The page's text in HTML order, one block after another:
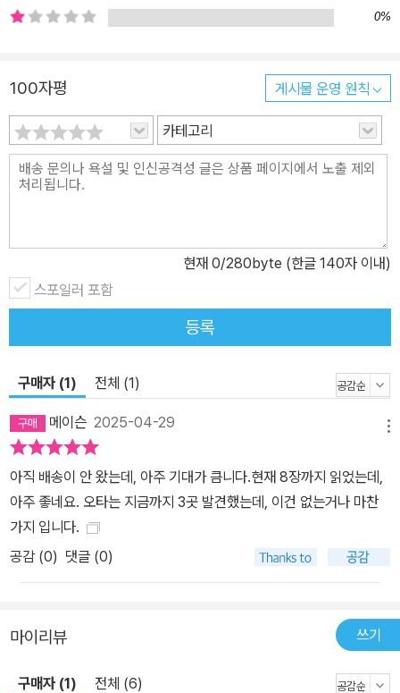
한 분산 잠금 구현 방법을 설명한다.
0%
100자평 게시물 운영 원칙
카테고리
현재 0/280byte (한글 140자 이내)
스포일러 포함
등록
구매자 (1) 전체 (1)
메이슨 2025-04-29
아직 배송이 안 왔는데, 아주 기대가 큼니다.현재 8장까지 읽었는데,
아주 좋네요. 오타는 지금까지 3곳 발견했는데, 이건 없는거나 마찬
가지 입니다.
공감 (0) 댓글 (0)
마이리뷰 쓰기
구매자 (1) 전체 (6)